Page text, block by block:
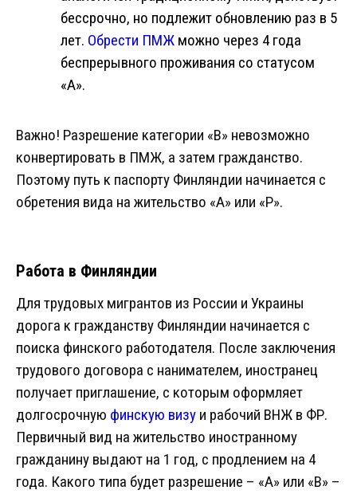
бессрочно, но подлежит обновлению раз в 5
лет. Обрести ПМЖ можно через 4 года
беспрерывного проживания со статусом
«A».
Важно! Разрешение категории «B» невозможно
конвертировать в ПМЖ, а затем гражданство.
Поэтому путь к паспорту Финляндии начинается с
обретения вида на жительство «A» или «P».
Работа в Финляндии
Для трудовых мигрантов из России и Украины
дорога к гражданству Финляндии начинается с
поиска финского работодателя. После заключения
трудового договора с нанимателем, иностранец
получает приглашение, с которым оформляет
долгосрочную финскую визу и рабочий ВНЖ в ФР.
Первичный вид на жительство иностранному
гражданину выдают на 1 год, с продлением на 4
года. Какого типа будет разрешение – «A» или «B» –